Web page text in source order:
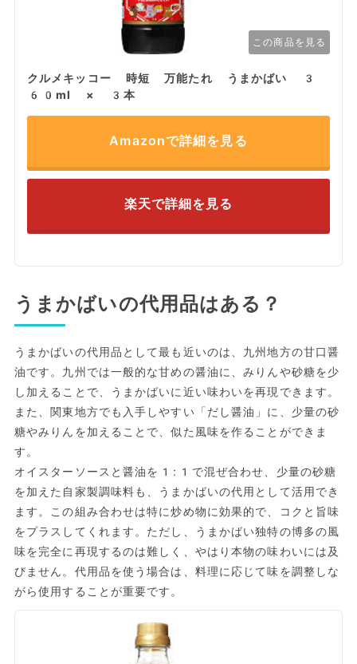
この商品を見る
クルメキッコー 時短 万能たれ うまかばい 3
60ml × 3本
Amazonで詳細を見る
楽天で詳細を見る
うまかばいの代用品はある？
うまかばいの代用品として最も近いのは、九州地方の甘口醤
油です。九州では一般的な甘めの醤油に、みりんや砂糖を少
し加えることで、うまかばいに近い味わいを再現できます。
また、関東地方でも入手しやすい「だし醤油」に、少量の砂
糖やみりんを加えることで、似た風味を作ることができま
す。
オイスターソースと醤油を1:1で混ぜ合わせ、少量の砂糖
を加えた自家製調味料も、うまかばいの代用として活用でき
ます。この組み合わせは特に炒め物に効果的で、コクと旨味
をプラスしてくれます。ただし、うまかばい独特の博多の風
味を完全に再現するのは難しく、やはり本物の味わいには及
びません。代用品を使う場合は、料理に応じて味を調整しな
がら使用することが重要です。